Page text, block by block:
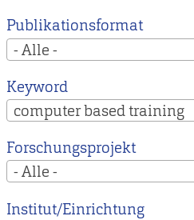
Publikationsformat
- Alle -
Keyword
computer based training
Forschungsprojekt
- Alle -
Institut/Einrichtung